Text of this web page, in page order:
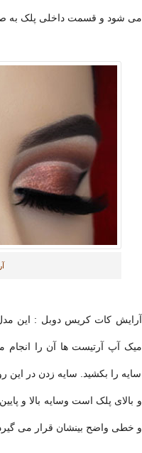
می شود و قسمت داخلی پلک به
آرایش کات کریس دوبل : این
میک آپ آرتیست ها آن را انجام
سایه را بکشید. سایه زدن در
و بالای پلک است وسایه بالا و
و خطی واضح بینشان قرار می